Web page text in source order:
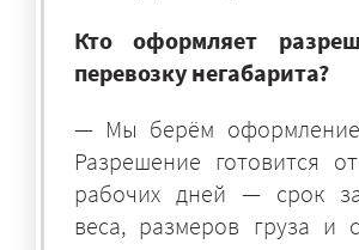
Кто оформляет
перевозку негабарита?
— Мы берём
Разрешение готовится
рабочих дней — срок
веса, размеров груза и